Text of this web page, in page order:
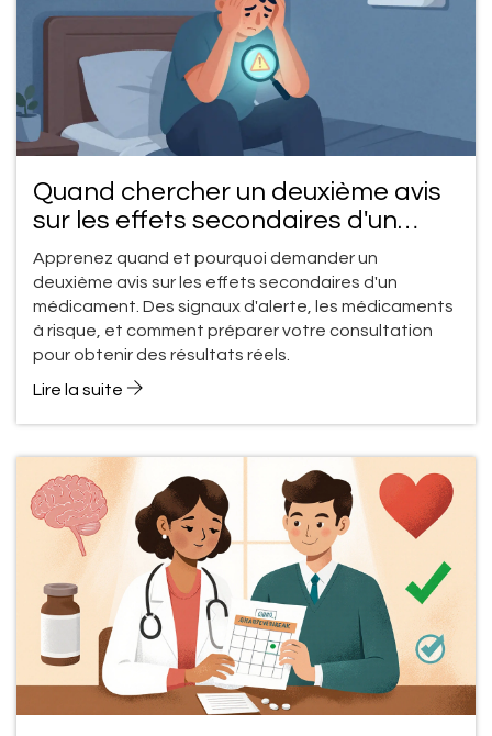
Quand chercher un deuxième avis
sur les effets secondaires d'un
médicament
Apprenez quand et pourquoi demander un
deuxième avis sur les effets secondaires d'un
médicament. Des signaux d'alerte, les médicaments
à risque, et comment préparer votre consultation
pour obtenir des résultats réels.
Lire la suite